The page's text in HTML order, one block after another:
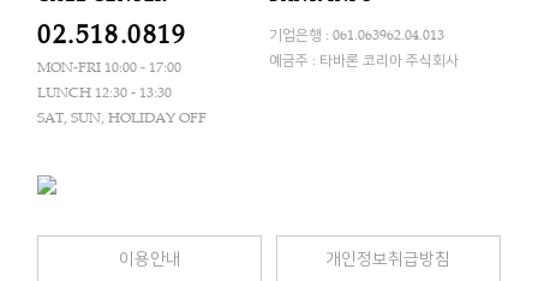
02.518.0819
MON-FRI 10:00 - 17:00
LUNCH 12:30 - 13:30
SAT, SUN, HOLIDAY OFF
기업은행 : 061.063962.04.013
예금주 : 타바론 코리아 주식회사
이용안내 개인정보취급방침